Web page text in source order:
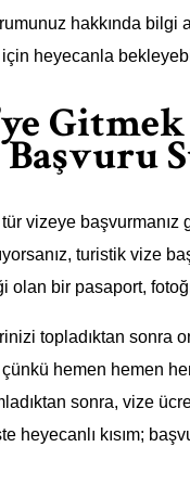
hakkında
heyecanla
tür vizeye
turistik vize
olan bir pasaport,
topladıktan sonra
hemen hemen
sonra, vize
heyecanlı kısım;